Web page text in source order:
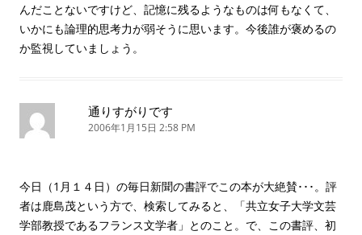
んだことないですけど、記憶に残るようなものは何もなくて、
いかにも論理的思考力が弱そうに思います。今後誰が褒めるの
か監視していましょう。
通りすがりです
2006年1月15日 2:58 PM
今日（1月１４日）の毎日新聞の書評でこの本が大絶賛･･･。評
者は鹿島茂という方で、検索してみると、「共立女子大学文芸
学部教授であるフランス文学者」とのこと。で、この書評、初